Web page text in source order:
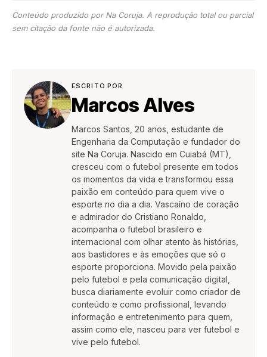
Conteúdo produzido por Na Coruja. A reprodução total ou parcial
sem citação da fonte não é autorizada.
ESCRITO POR
Marcos Alves
Marcos Santos, 20 anos, estudante de
Engenharia da Computação e fundador do
site Na Coruja. Nascido em Cuiabá (MT),
cresceu com o futebol presente em todos
os momentos da vida e transformou essa
paixão em conteúdo para quem vive o
esporte no dia a dia. Vascaíno de coração
e admirador do Cristiano Ronaldo,
acompanha o futebol brasileiro e
internacional com olhar atento às histórias,
aos bastidores e às emoções que só o
esporte proporciona. Movido pela paixão
pelo futebol e pela comunicação digital,
busca diariamente evoluir como criador de
conteúdo e como profissional, levando
informação e entretenimento para quem,
assim como ele, nasceu para ver futebol e
vive pelo futebol.